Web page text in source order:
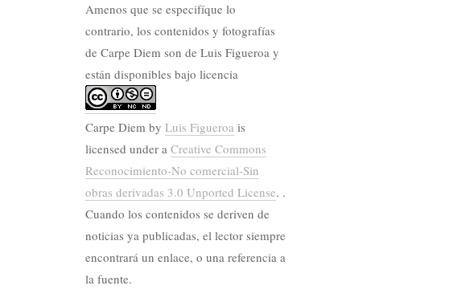
Amenos que se especifíque lo
contrario, los contenidos y fotografías
de Carpe Diem son de Luis Figueroa y
están disponibles bajo licencia
Carpe Diem by Luis Figueroa is
licensed under a Creative Commons
Reconocimiento-No comercial-Sin
obras derivadas 3.0 Unported License. .
Cuando los contenidos se deriven de
noticias ya publicadas, el lector siempre
encontrará un enlace, o una referencia a
la fuente.